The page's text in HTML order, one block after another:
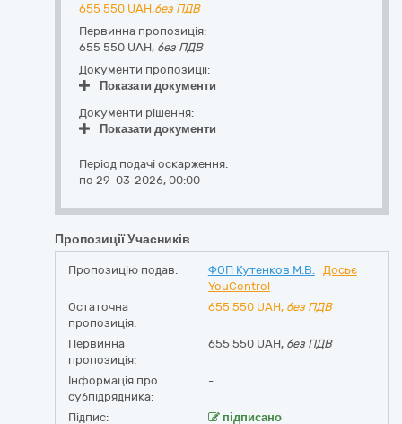
655 550 UAH,без ПДВ
Первинна пропозиція:
655 550 UAH, без ПДВ
Документи пропозиції:
Показати документи
Документи рішення:
Показати документи
Період подачі оскарження:
по 29-03-2026, 00:00
Пропозиції Учасників
Пропозицію подав: ФОП Кутенков М.В.
Досьє
YouControl
Остаточна
пропозиція:
655 550 UAH, без ПДВ
Первинна
пропозиція:
655 550 UAH, без ПДВ
Інформація про
субпідрядника:
-
Підпис: підписано